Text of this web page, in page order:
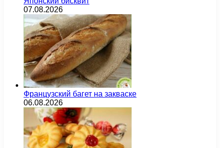
07.08.2026
Французский багет на закваске
06.08.2026